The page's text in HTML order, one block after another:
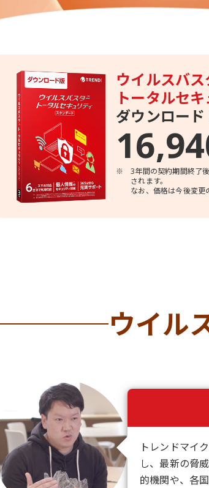
ウイルスバス
トータルセ
ダウンロー
※ 3年間の契約期間終了
されます。
なお、価格は今後変更
ウイル
トレンドマイ
し、最新の脅
的機関や、各